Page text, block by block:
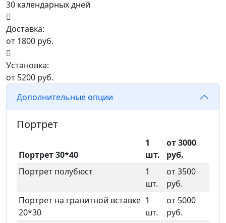
30 календарных дней
Доставка:
от 1800 руб.
Установка:
от 5200 руб.
Дополнительные опции
Портрет
Портрет 30*40
1
шт.
от 3000
руб.
Портрет полубюст
1
шт.
от 3500
руб.
Портрет на гранитной вставке
20*30
1
шт.
от 5000
руб.